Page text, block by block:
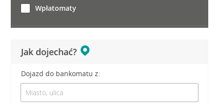
Jak dojechać?
Dojazd do bankomatu z:
Wpłatomaty